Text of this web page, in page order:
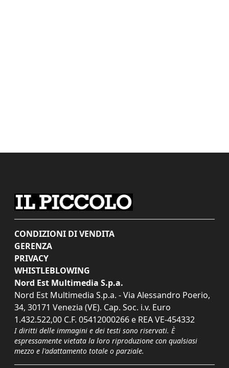
CONDIZIONI DI VENDITA
GERENZA
PRIVACY
WHISTLEBLOWING
Nord Est Multimedia S.p.a.
Nord Est Multimedia S.p.a. - Via Alessandro Poerio,
34, 30171 Venezia (VE). Cap. Soc. i.v. Euro
1.432.522,00 C.F. 05412000266 e REA VE-454332
I diritti delle immagini e dei testi sono riservati. È
espressamente vietata la loro riproduzione con qualsiasi
mezzo e l'adattamento totale o parziale.